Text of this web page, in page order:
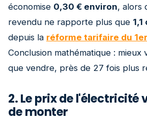
économise 0,30 € environ, alors
revendu ne rapporte plus que 1,1
depuis la réforme tarifaire du
Conclusion mathématique : mieux
que vendre, près de 27 fois plus
2. Le prix de l'électricité
de monter